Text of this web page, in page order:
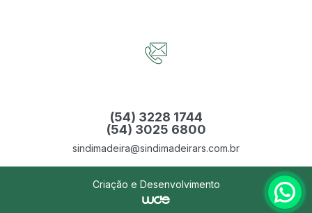
(54) 3228 1744
(54) 3025 6800
sindimadeira@sindimadeirars.com.br
Criação e Desenvolvimento